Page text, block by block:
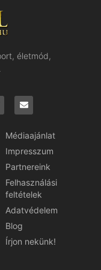
életmód,
Médiaajánlat
Impresszum
Partnereink
Felhasználási
feltételek
Adatvédelem
Blog
Írjon nekünk!